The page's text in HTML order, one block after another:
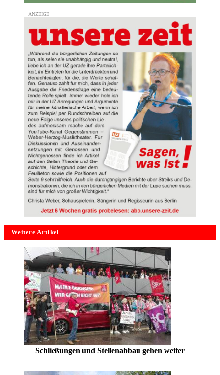
Weitere Artikel
Schließungen und Stellenabbau gehen weiter